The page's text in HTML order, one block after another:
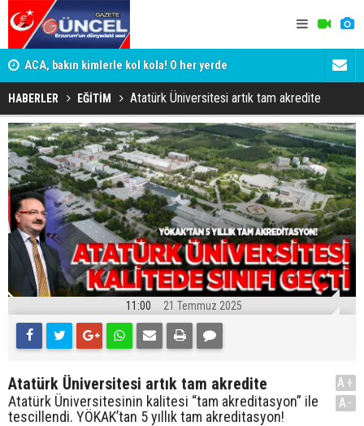
ACA, bakın kimlerle kol kola! O her yerde ADALET
KİM
HABERLER EĞİTİM Atatürk Üniversitesi artık tam akredite
11:00 21 Temmuz 2025
Atatürk Üniversitesi artık tam akredite
​​​​​​​Atatürk Üniversitesinin kalitesi “tam akreditasyon” ile
tescillendi. YÖKAK’tan 5 yıllık tam akreditasyon!
A+
A-